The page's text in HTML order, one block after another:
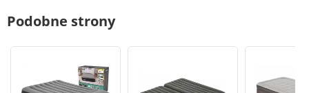
Podobne strony